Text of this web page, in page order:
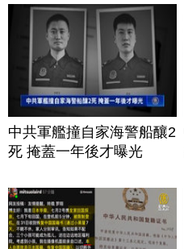
中共軍艦撞自家海警船釀2
死 掩蓋一年後才曝光